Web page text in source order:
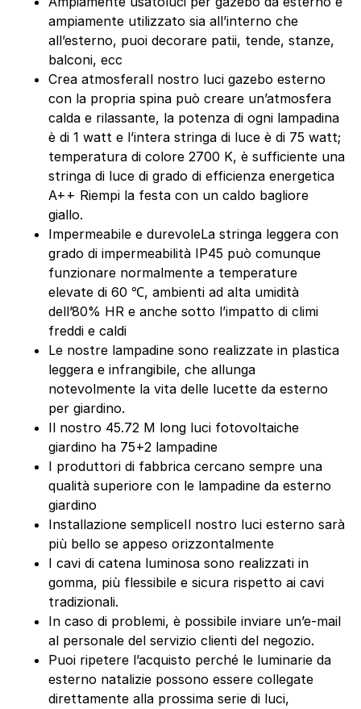
ampiamente utilizzato sia all’interno che
all’esterno, puoi decorare patii, tende, stanze,
balconi, ecc
Crea atmosferaIl nostro luci gazebo esterno
con la propria spina può creare un’atmosfera
calda e rilassante, la potenza di ogni lampadina
è di 1 watt e l’intera stringa di luce è di 75 watt;
temperatura di colore 2700 K, è sufficiente una
stringa di luce di grado di efficienza energetica
A++ Riempi la festa con un caldo bagliore
giallo.
Impermeabile e durevoleLa stringa leggera con
grado di impermeabilità IP45 può comunque
funzionare normalmente a temperature
elevate di 60 ℃, ambienti ad alta umidità
dell’80% HR e anche sotto l’impatto di climi
freddi e caldi
Le nostre lampadine sono realizzate in plastica
leggera e infrangibile, che allunga
notevolmente la vita delle lucette da esterno
per giardino.
Il nostro 45.72 M long luci fotovoltaiche
giardino ha 75+2 lampadine
I produttori di fabbrica cercano sempre una
qualità superiore con le lampadine da esterno
giardino
Installazione sempliceIl nostro luci esterno sarà
più bello se appeso orizzontalmente
I cavi di catena luminosa sono realizzati in
gomma, più flessibile e sicura rispetto ai cavi
tradizionali.
In caso di problemi, è possibile inviare un’e-mail
al personale del servizio clienti del negozio.
Puoi ripetere l’acquisto perché le luminarie da
esterno natalizie possono essere collegate
direttamente alla prossima serie di luci,